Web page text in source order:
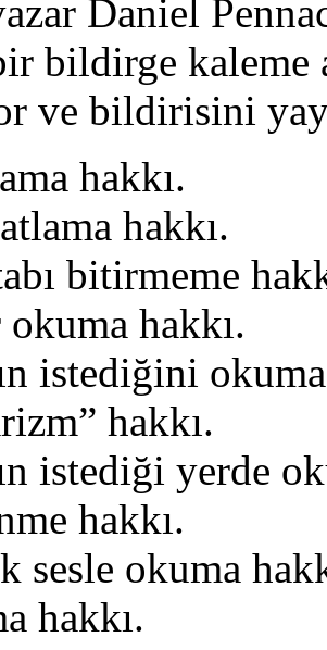
Daniel
bildirge kaleme
ve bildirisini
hakkı.
hakkı.
bitirmeme
hakkı.
istediğini
hakkı.
istediği yerde
hakkı.
sesle okuma
hakkı.